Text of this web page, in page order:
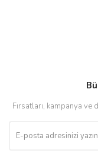
Fırsatları, kampanya